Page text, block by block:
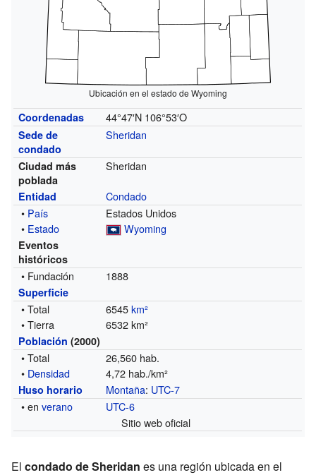
Ubicación en el estado de Wyoming
Coordenadas 44°47′N 106°53′O
Sede de
condado
Sheridan
Ciudad más
poblada
Sheridan
Entidad
Condado
• País
Estados Unidos
• Estado Wyoming
Eventos
históricos
• Fundación 1888
Superficie
• Total 6545km²
• Tierra
6532 km²
Población (2000)
• Total
26,560 hab.
• Densidad 4,72 hab./km²
Huso horario Montaña: UTC-7
• enverano
UTC-6
Sitio web oficial
El condado de Sheridan es una región ubicada en el